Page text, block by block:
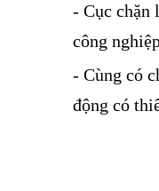
- Cục chặn
công
- Cùng có
động có